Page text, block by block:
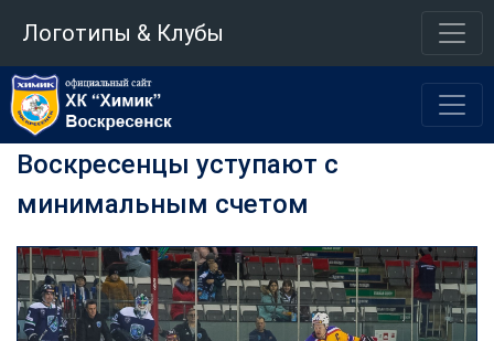
Логотипы & Клубы
Воскресенцы уступают с
минимальным счетом